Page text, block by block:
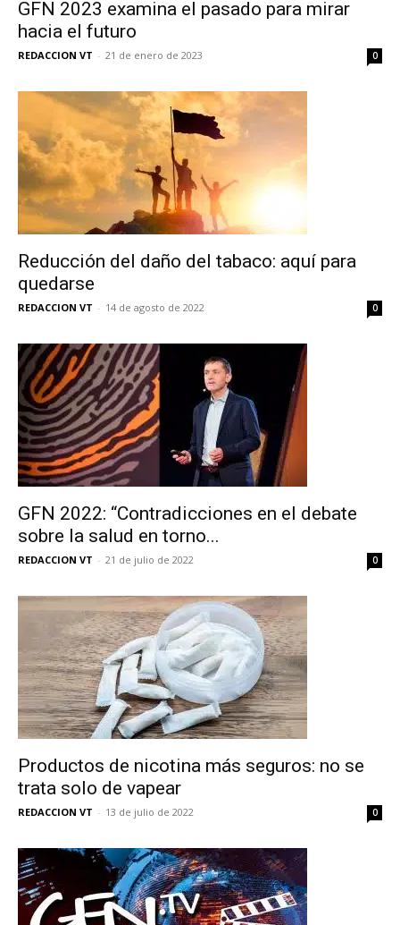
GFN 2023 examina el pasado para mirar
hacia el futuro
REDACCION VT - 21 de enero de 2023 0
Reducción del daño del tabaco: aquí para
quedarse
REDACCION VT - 14 de agosto de 2022 0
GFN 2022: “Contradicciones en el debate
sobre la salud en torno...
REDACCION VT - 21 de julio de 2022 0
Productos de nicotina más seguros: no se
trata solo de vapear
REDACCION VT - 13 de julio de 2022 0